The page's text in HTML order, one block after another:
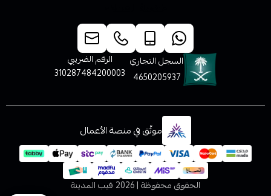
السجل التجاري
4650205937
الرقم الضريبي
310287484200003
موثّق في منصة الأعمال
الحقوق محفوظة | 2026 فيب المدينة